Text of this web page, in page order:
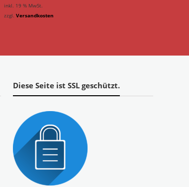
inkl. 19 % MwSt.
zzgl. Versandkosten
Diese Seite ist SSL geschützt.